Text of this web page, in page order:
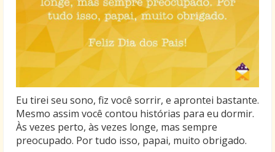
Eu tirei seu sono, fiz você sorrir, e aprontei bastante.
Mesmo assim você contou histórias para eu dormir.
Às vezes perto, às vezes longe, mas sempre
preocupado. Por tudo isso, papai, muito obrigado.